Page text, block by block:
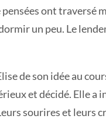
ont traversé
un peu. Le
de son idée au
et décidé. Elle a
sourires et leurs